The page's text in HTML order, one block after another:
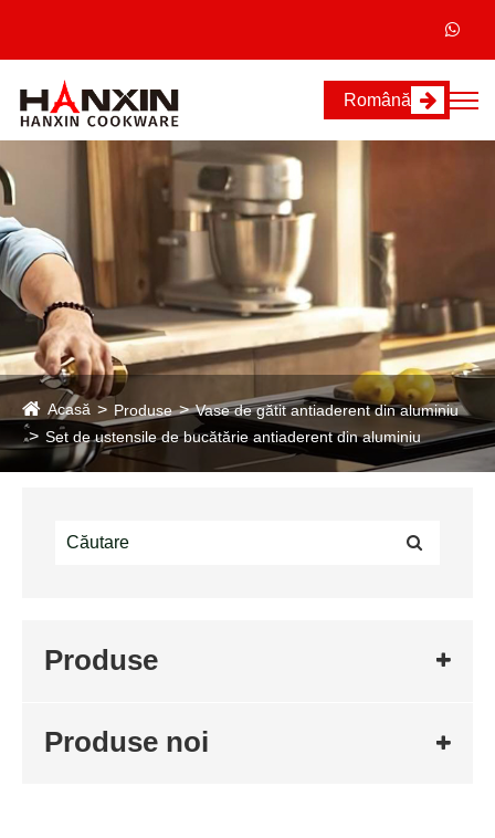
Română
Acasă Produse
Vase de gătit antiaderent din aluminiu
Set de ustensile de bucătărie antiaderent din aluminiu
Produse
Produse noi